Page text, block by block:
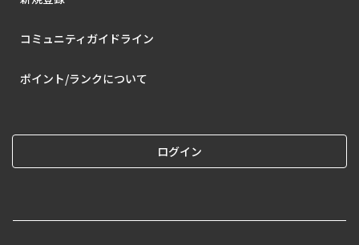
コミュニティガイドライン
ポイント/ランクについて
ログイン